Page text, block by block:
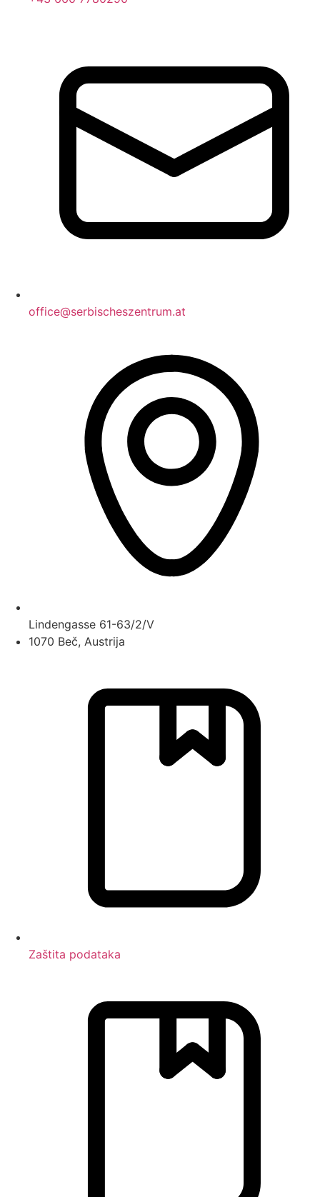
office@serbischeszentrum.at
Lindengasse 61-63/2/V
1070 Beč, Austrija
Zaštita podataka